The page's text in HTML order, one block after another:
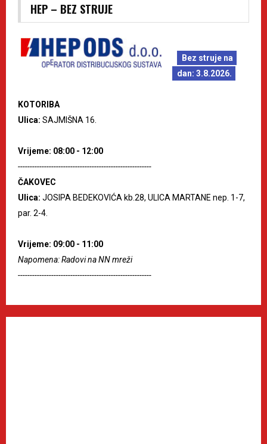
HEP – BEZ STRUJE
Bez struje na
dan: 3.8.2026.
KOTORIBA
Ulica: SAJMIŠNA 16.
Vrijeme: 08:00 - 12:00
--------------------------------------------------------
ČAKOVEC
Ulica: JOSIPA BEDEKOVIĆA kb.28, ULICA MARTANE nep. 1-7,
par. 2-4.
Vrijeme: 09:00 - 11:00
Napomena: Radovi na NN mreži
--------------------------------------------------------